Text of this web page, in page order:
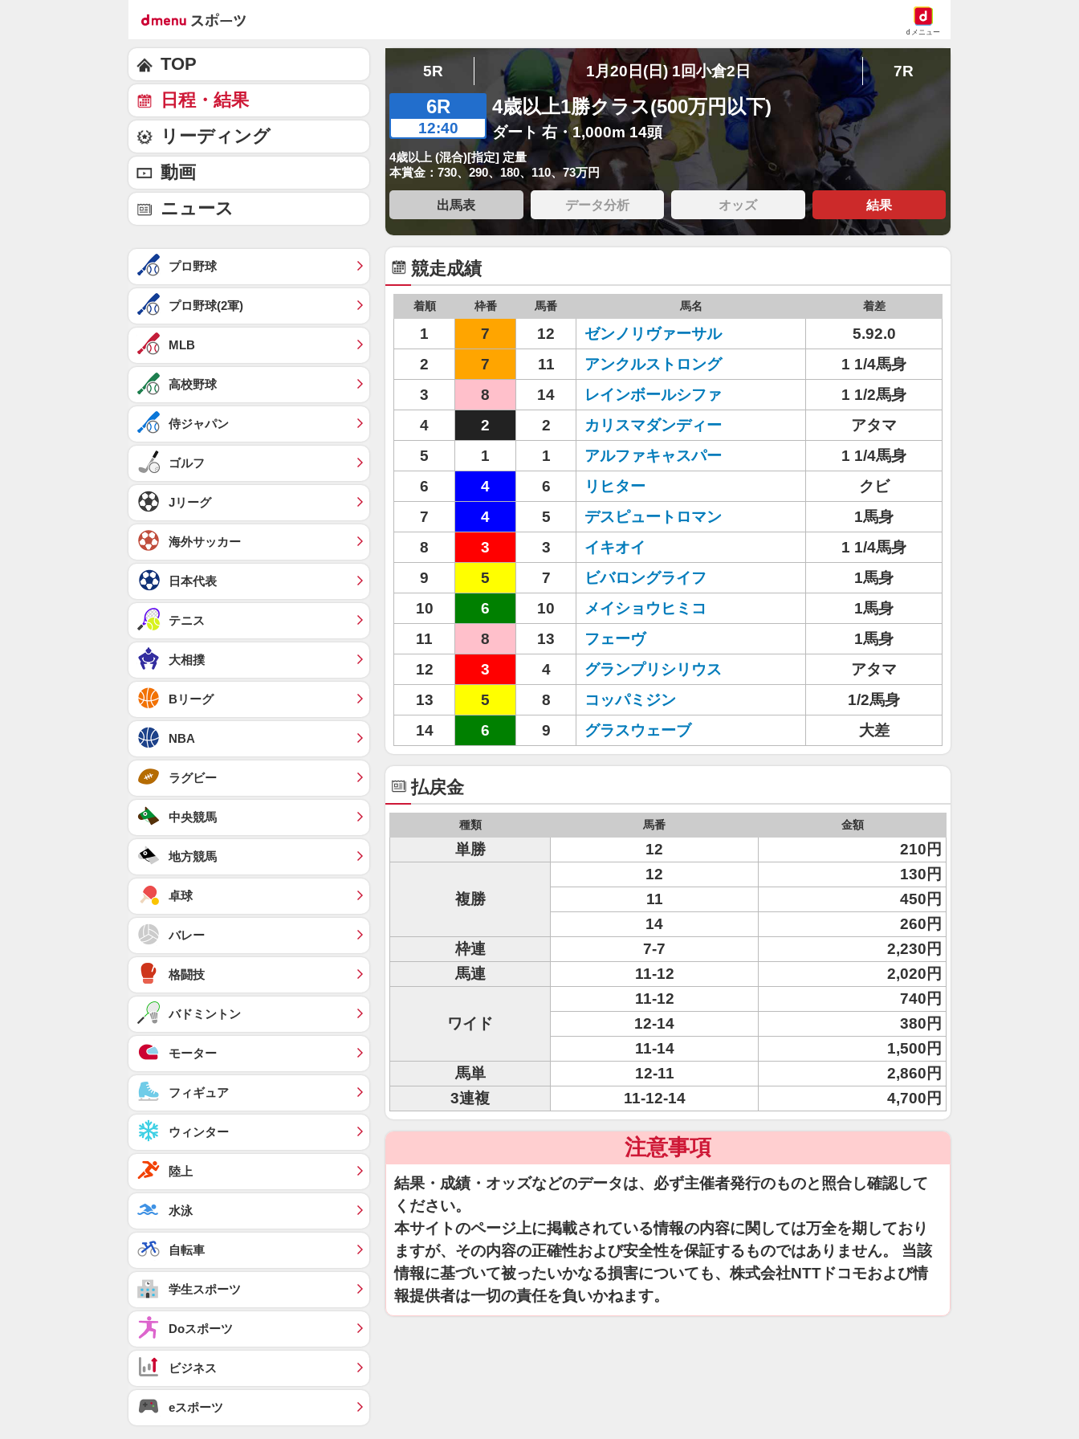
dメニュー
5R 1月20日(日) 1回小倉2日 7R
6R
12:40
4歳以上1勝クラス(500万円以下)
ダート 右・1,000m 14頭
4歳以上 (混合)[指定] 定量
本賞金：730、290、180、110、73万円
出馬表 データ分析 オッズ 結果
競走成績
着順 枠番 馬番 馬名 着差
1 7 12 ゼンノリヴァーサル
5.92.0
2
7 11 アンクルストロング
1 1/4馬身
3
8 14 レインボールシファ
1 1/2馬身
4
2 2 カリスマダンディー
アタマ
5
1 1 アルファキャスパー
1 1/4馬身
6
4 6 リヒター
クビ
7
4 5 デスピュートロマン
1馬身
8
3 3 イキオイ
1 1/4馬身
9
5 7 ビバロングライフ
1馬身
10
6 10 メイショウヒミコ
1馬身
11
8 13 フェーヴ
1馬身
12
3 4 グランプリシリウス
アタマ
13
5 8 コッパミジン
1/2馬身
14
6 9 グラスウェーブ 大差
払戻金
種類 馬番 金額
単勝 12 210円
複勝
12
130円
11
450円
14
260円
枠連
7-7
2,230円
馬連
11-12 2,020円
ワイド
11-12
740円
12-14
380円
11-14
1,500円
馬単
12-11
2,860円
3連複
11-12-14 4,700円
注意事項
結果・成績・オッズなどのデータは、必ず主催者発行のものと照合し確認して
ください。
本サイトのページ上に掲載されている情報の内容に関しては万全を期しており
ますが、その内容の正確性および安全性を保証するものではありません。 当該
情報に基づいて被ったいかなる損害についても、株式会社NTTドコモおよび情
報提供者は一切の責任を負いかねます。
TOP
日程・結果
リーディング
動画
ニュース
プロ野球
プロ野球(2軍)
MLB
高校野球
侍ジャパン
ゴルフ
Jリーグ
海外サッカー
日本代表
テニス
大相撲
Bリーグ
NBA
ラグビー
中央競馬
地方競馬
卓球
バレー
格闘技
バドミントン
モーター
フィギュア
ウィンター
陸上
水泳
自転車
学生スポーツ
Doスポーツ
ビジネス
eスポーツ